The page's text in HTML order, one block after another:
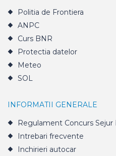
Politia de Frontiera
ANPC
Curs BNR
Protectia datelor
Meteo
SOL
INFORMATII GENERALE
Regulament Concurs Sejur
Intrebari frecvente
Inchirieri autocar